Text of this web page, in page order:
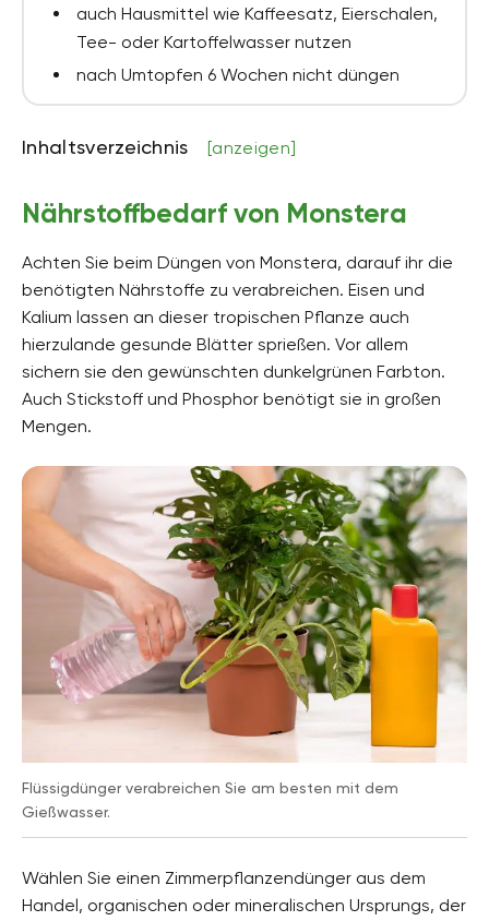
auch Hausmittel wie Kaffeesatz, Eierschalen,
Tee- oder Kartoffelwasser nutzen
nach Umtopfen 6 Wochen nicht düngen
Inhaltsverzeichnis [anzeigen]
Nährstoffbedarf von Monstera
Achten Sie beim Düngen von Monstera, darauf ihr die
benötigten Nährstoffe zu verabreichen. Eisen und
Kalium lassen an dieser tropischen Pflanze auch
hierzulande gesunde Blätter sprießen. Vor allem
sichern sie den gewünschten dunkelgrünen Farbton.
Auch Stickstoff und Phosphor benötigt sie in großen
Mengen.
Flüssigdünger verabreichen Sie am besten mit dem
Gießwasser.
Wählen Sie einen Zimmerpflanzendünger aus dem
Handel, organischen oder mineralischen Ursprungs, der